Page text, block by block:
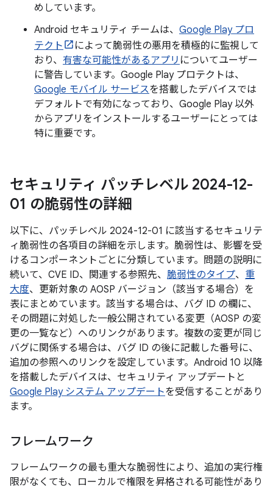
めしています。
Android セキュリティ チームは、 Google Play プロ
テクト
によって脆弱性の悪用を積極的に監視して
おり、 有害な可能性があるアプリ についてユーザー
に警告しています。Google Play プロテクトは、
Google モバイル サービスを搭載したデバイスでは
デフォルトで有効になっており、Google Play 以外
からアプリをインストールするユーザーにとっては
特に重要です。
セキュリティ パッチレベル 2024-12-
01 の脆弱性の詳細
以下に、パッチレベル 2024-12-01 に該当するセキュリテ
ィ脆弱性の各項目の詳細を示します。脆弱性は、影響を受
けるコンポーネントごとに分類しています。問題の説明に
続いて、CVE ID、関連する参照先、 脆弱性のタイプ、 重
大度、更新対象の AOSP バージョン（該当する場合）を
表にまとめています。該当する場合は、バグ ID の欄に、
その問題に対処した一般公開されている変更（AOSP の変
更の一覧など）へのリンクがあります。複数の変更が同じ
バグに関係する場合は、バグ ID の後に記載した番号に、
追加の参照へのリンクを設定しています。Android 10 以降
を搭載したデバイスは、セキュリティ アップデートと
Google Play システム アップデートを受信することがあり
ます。
フレームワーク
フレームワークの最も重大な脆弱性により、追加の実行権
限がなくても、ローカルで権限を昇格される可能性があり